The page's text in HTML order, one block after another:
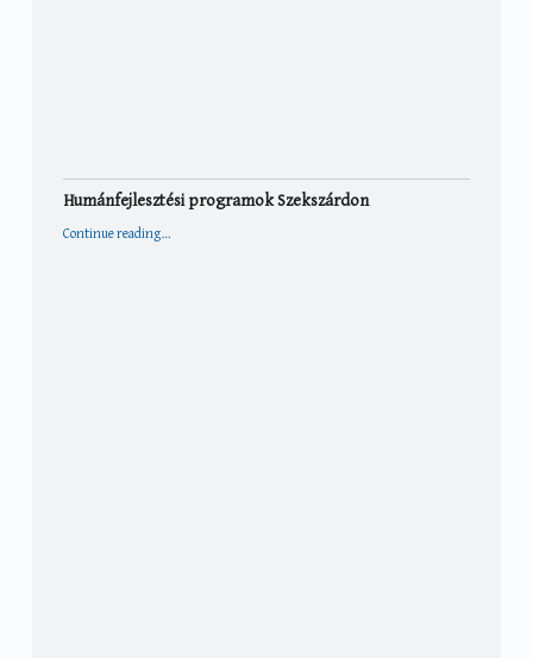
Humánfejlesztési programok Szekszárdon
Continue reading…